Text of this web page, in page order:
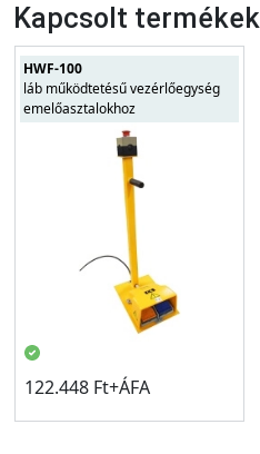
Kapcsolt termékek
HWF-100
láb működtetésű vezérlőegység
emelőasztalokhoz
122.448 Ft+ÁFA